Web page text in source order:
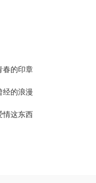
春的印章
经的浪漫
情这东西